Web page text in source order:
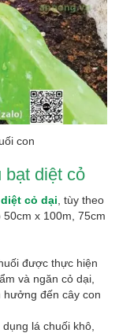
con
bạt diệt cỏ
cỏ dại, tùy theo
x 100m, 75cm
được thực hiện
và ngăn cỏ dại,
hưởng đến cây con
lá chuối khô,